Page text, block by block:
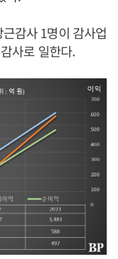
감사 1명이 감사업
사로 일한다.